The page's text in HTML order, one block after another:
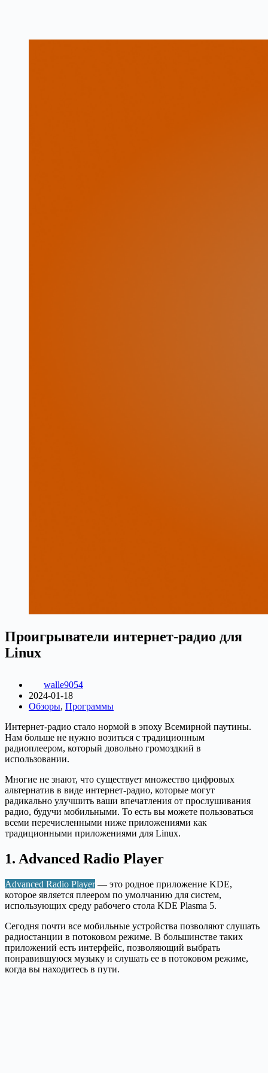
Проигрыватели интернет-радио для
Linux
walle9054
2024-01-18
Обзоры, Программы
Интернет-радио стало нормой в эпоху Всемирной паутины.
Нам больше не нужно возиться с традиционным
радиоплеером, который довольно громоздкий в
использовании.
Многие не знают, что существует множество цифровых
альтернатив в виде интернет-радио, которые могут
радикально улучшить ваши впечатления от прослушивания
радио, будучи мобильными. То есть вы можете пользоваться
всеми перечисленными ниже приложениями как
традиционными приложениями для Linux.
1. Advanced Radio Player
Advanced Radio Player — это родное приложение KDE,
которое является плеером по умолчанию для систем,
использующих среду рабочего стола KDE Plasma 5.
Сегодня почти все мобильные устройства позволяют слушать
радиостанции в потоковом режиме. В большинстве таких
приложений есть интерфейс, позволяющий выбрать
понравившуюся музыку и слушать ее в потоковом режиме,
когда вы находитесь в пути.